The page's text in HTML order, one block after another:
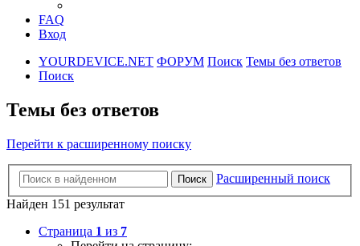
FAQ
Вход
YOURDEVICE.NET ФОРУМ Поиск Темы без ответов
Поиск
Темы без ответов
Перейти к расширенному поиску
Поиск
Расширенный поиск
Найден 151 результат
Страница 1 из 7